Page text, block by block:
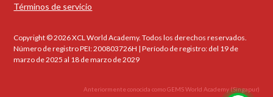
Copyright © 2026 XCL World Academy. Todos los derechos reservados.
Número de registro PEI: 200803726H | Período de registro: del 19 de
marzo de 2025 al 18 de marzo de 2029
Términos de servicio
Anteriormente conocida como GEMS World Academy (Singapur)